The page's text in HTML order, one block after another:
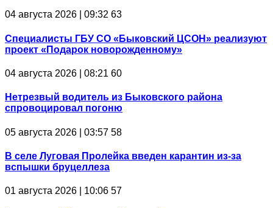
04 августа 2026 | 09:32 63
Специалисты ГБУ СО «Быковский ЦСОН» реализуют
проект «Подарок новорожденному»
04 августа 2026 | 08:21 60
Нетрезвый водитель из Быковского района
спровоцировал погоню
05 августа 2026 | 03:57 58
В селе Луговая Пролейка введен карантин из-за
вспышки бруцеллеза
01 августа 2026 | 10:06 57